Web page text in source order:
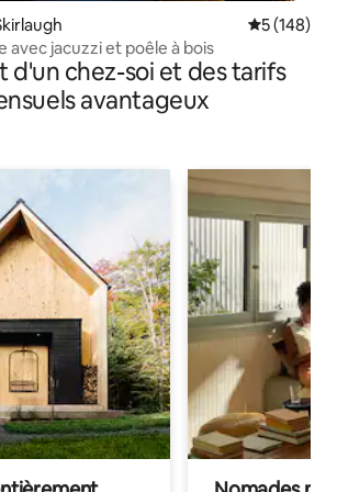
Évaluation
5 (148)
avec jacuzzi et poêle à bois
d'un chez-soi et des tarifs
avantageux